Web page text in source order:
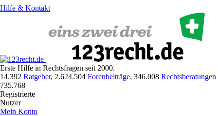
Hilfe & Kontakt
Erste Hilfe in Rechtsfragen seit 2000.
14.392 Ratgeber, 2.624.504 Forenbeiträge, 346.008 Rechtsberatungen
735.768
Registrierte
Nutzer
Mein Konto